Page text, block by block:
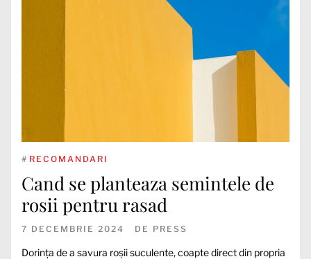
# RECOMANDARI
Cand se planteaza semintele de
rosii pentru rasad
7 DECEMBRIE 2024 DE PRESS
Dorința de a savura roșii suculente, coapte direct din propria